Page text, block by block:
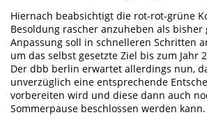
Hiernach beabsichtigt die rot-rot-grüne
Besoldung rascher anzuheben als bisher
Anpassung soll in schnelleren Schritten
um das selbst gesetzte Ziel bis zum Jahr
Der dbb berlin erwartet allerdings nun,
unverzüglich eine entsprechende
vorbereiten wird und diese dann auch
Sommerpause beschlossen werden kann.